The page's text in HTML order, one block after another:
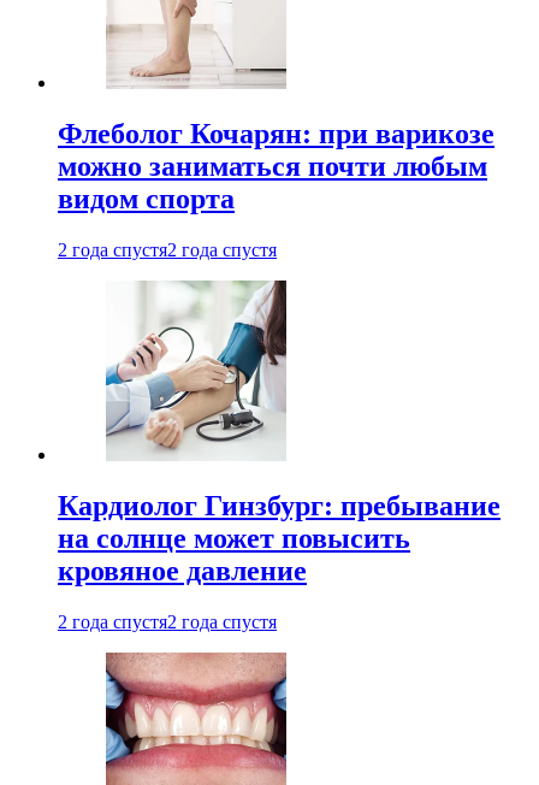
Флеболог Кочарян: при варикозе
можно заниматься почти любым
видом спорта
2 года спустя2 года спустя
Кардиолог Гинзбург: пребывание
на солнце может повысить
кровяное давление
2 года спустя2 года спустя